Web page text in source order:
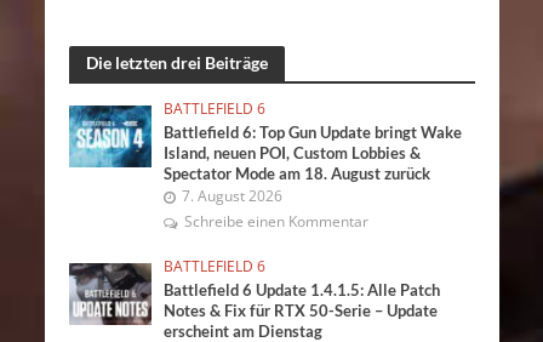
Die letzten drei Beiträge
BATTLEFIELD 6
Battlefield 6: Top Gun Update bringt Wake
Island, neuen POI, Custom Lobbies &
Spectator Mode am 18. August zurück
7. August 2026
Schreibe einen Kommentar
BATTLEFIELD 6
Battlefield 6 Update 1.4.1.5: Alle Patch
Notes & Fix für RTX 50-Serie – Update
erscheint am Dienstag